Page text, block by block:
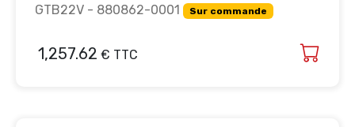
GTB22V - 880862-0001
Sur commande
1,257.62 € TTC